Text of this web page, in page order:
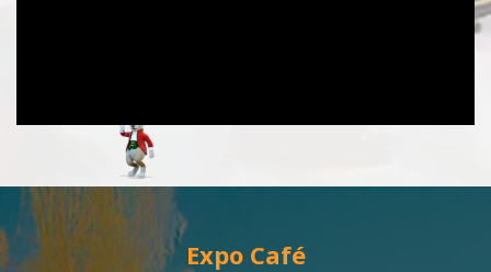
Expo Café